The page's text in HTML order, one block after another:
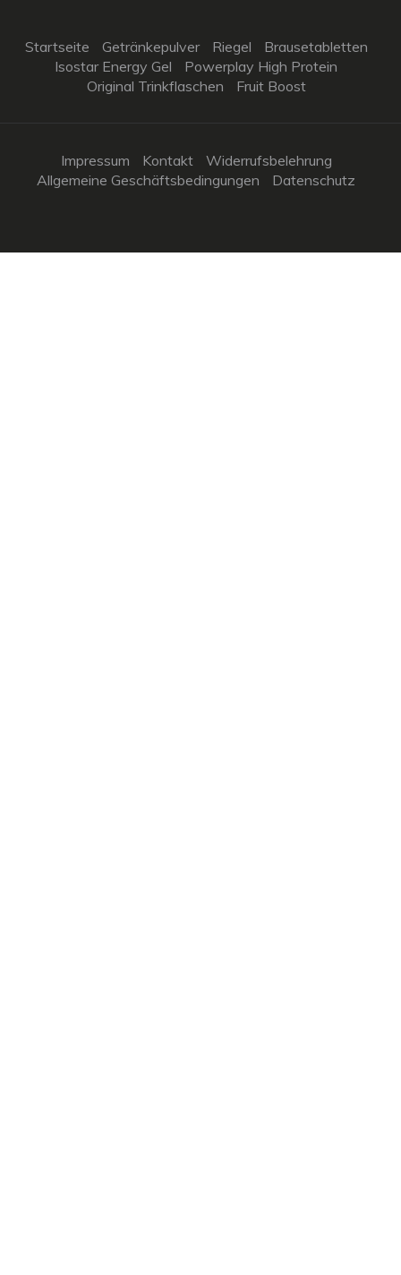
Startseite Getränkepulver Riegel
Brausetabletten
Isostar Energy Gel
Powerplay High Protein
Original Trinkflaschen
Fruit Boost
Impressum Kontakt
Widerrufsbelehrung
Allgemeine Geschäftsbedingungen
Datenschutz